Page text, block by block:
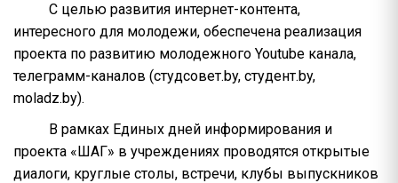
С целью развития интернет-контента,
интересного для молодежи, обеспечена реализация
проекта по развитию молодежного Youtube канала,
телеграмм-каналов (студсовет.by, студент.by,
moladz.by).
В рамках Единых дней информирования и
проекта «ШАГ» в учреждениях проводятся открытые
диалоги, круглые столы, встречи, клубы выпускников